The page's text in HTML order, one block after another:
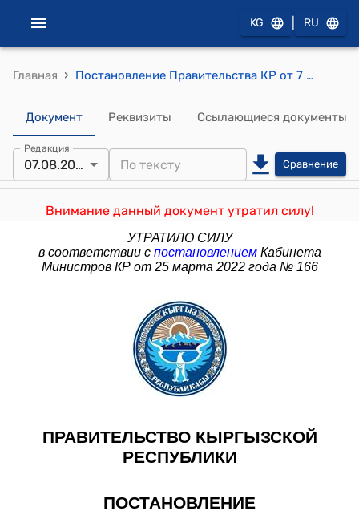
KG RU
Главная › Постановление Правительства КР от 7 августа 2012 года № 553 "Об одобрении Национального доклада о состоянии окружающей среды Кыргызской Республики за 2006-2011 годы"
Документ Реквизиты Ссылающиеся документы
Редакция
07.08.2012 Сравнение
Внимание данный документ утратил силу!